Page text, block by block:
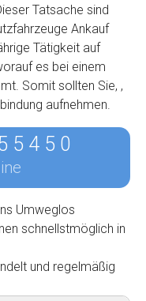
Tatsache sind
Ankauf
Tätigkeit auf
es bei einem
Somit sollten Sie, ,
aufnehmen.
5 4 5 0
Umweglos
schnellstmöglich in
und regelmäßig